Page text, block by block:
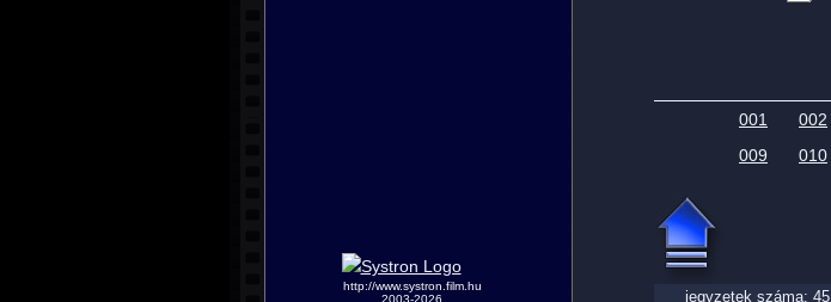
001 002
009
010
jegyzetek száma: 45
http://www.systron.film.hu
2003-2026